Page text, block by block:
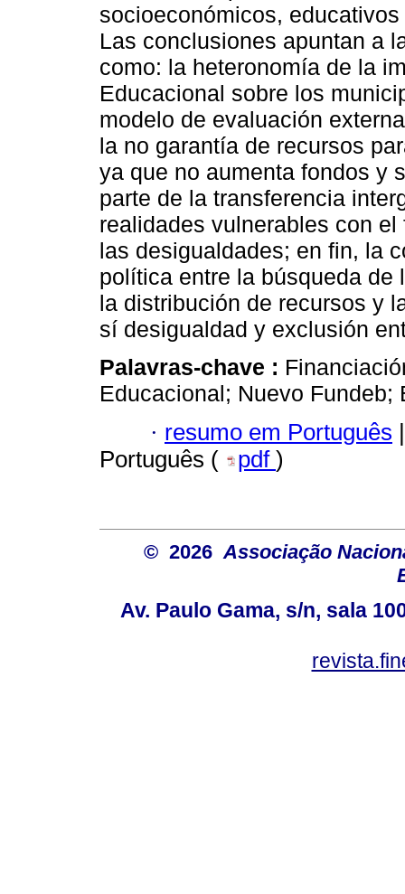
socioeconómicos,
Las conclusiones apuntan a
como: la heteronomía de la
Educacional sobre los
modelo de evaluación
la no garantía de recursos
ya que no aumenta fondos y
parte de la transferencia
realidades vulnerables con
las desigualdades; en fin, la
política entre la búsqueda
la distribución de recursos y
sí desigualdad y exclusión
Palavras-chave :
Educacional; Nuevo
· resumo em Português |
Português (
pdf )
© 2026 Associação
Av. Paulo Gama, s/n, sala